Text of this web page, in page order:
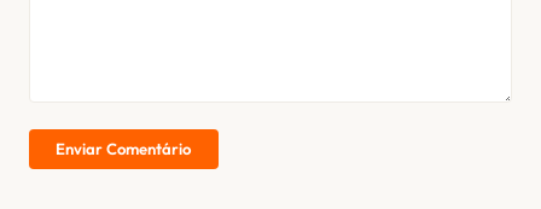
Enviar Comentário